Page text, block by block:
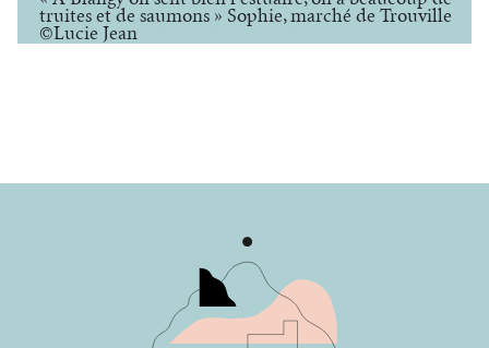
truites et de saumons » Sophie, marché de Trouville
©Lucie Jean